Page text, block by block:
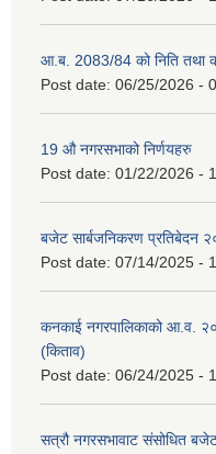
आ.ब. 2083/84 को निति तथा
Post date: 06/25/2026 -
19 औ नगरसभाको निर्णयहरु
Post date: 01/22/2026 -
बजेट सार्बजनिकरण प्रतिबेदन
Post date: 07/14/2025 -
कनकाई नगरपालिकाको आ.व.
(किताव)
Post date: 06/24/2025 -
सत्रौ नगरसभावाट संसोधित